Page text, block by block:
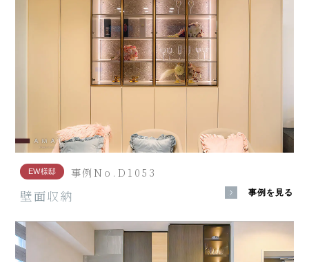
EW様邸 事例No.D1053
壁面収納 事例を見る